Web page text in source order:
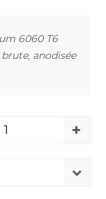
6060 T6
anodisée